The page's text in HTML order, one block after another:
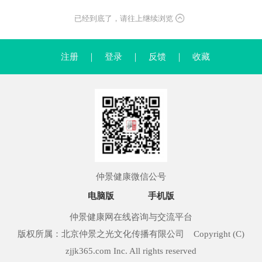
已经到底了，请往上继续浏览
注册 ｜ 登录 ｜ 反馈 ｜ 收藏
仲景健康微信公号
电脑版 手机版
仲景健康网在线咨询与交流平台
版权所属：北京仲景之光文化传播有限公司 Copyright (C)
zjjk365.com Inc. All rights reserved